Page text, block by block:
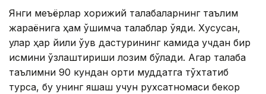
Янги меъёрлар хорижий талабаларнинг таълим
жараёнига ҳам қўшимча талаблар қўяди. Хусусан,
улар ҳар йили ўқув дастурининг камида учдан бир
қисмини ўзлаштириши лозим бўлади. Агар талаба
таълимни 90 кундан ортиқ муддатга тўхтатиб
турса, бу унинг яшаш учун рухсатномаси бекор